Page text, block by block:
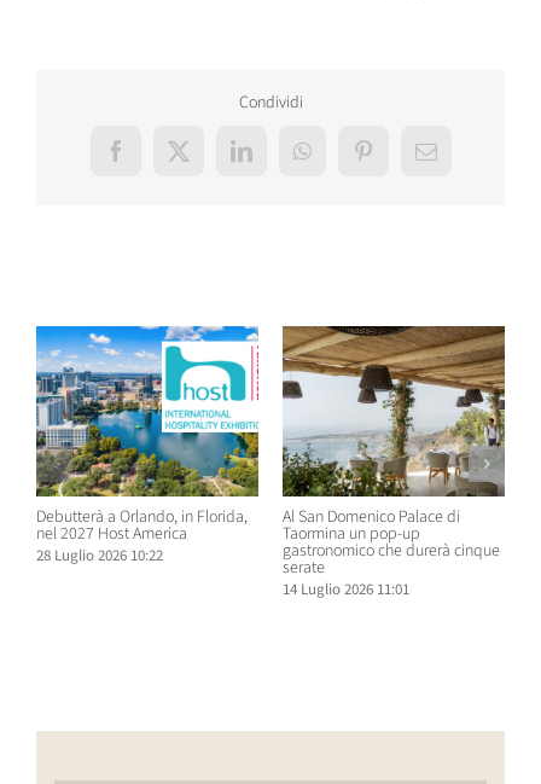
Condividi
Facebook
X LinkedInWhatsAppPinterestEmail
Debutterà a Orlando, in Florida,
nel 2027 Host America
28 Luglio 2026 10:22
Al San Domenico Palace di
Taormina un pop-up
gastronomico che durerà cinque
serate
14 Luglio 2026 11:01